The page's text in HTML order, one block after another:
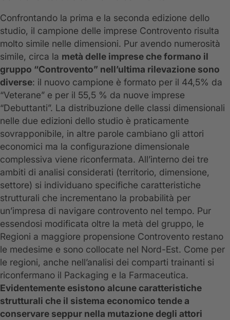
Confrontando la prima e la seconda edizione dello
studio, il campione delle imprese Controvento risulta
molto simile nelle dimensioni. Pur avendo numerosità
simile, circa la metà delle imprese che formano il
gruppo “Controvento” nell’ultima rilevazione sono
diverse: il nuovo campione è formato per il 44,5% da
“Veterane” e per il 55,5 % da nuove imprese
“Debuttanti”. La distribuzione delle classi dimensionali
nelle due edizioni dello studio è praticamente
sovrapponibile, in altre parole cambiano gli attori
economici ma la configurazione dimensionale
complessiva viene riconfermata. All’interno dei tre
ambiti di analisi considerati (territorio, dimensione,
settore) si individuano specifiche caratteristiche
strutturali che incrementano la probabilità per
un’impresa di navigare controvento nel tempo. Pur
essendosi modificata oltre la metà del gruppo, le
Regioni a maggiore propensione Controvento restano
le medesime e sono collocate nel Nord-Est. Come per
le regioni, anche nell’analisi dei comparti trainanti si
riconfermano il Packaging e la Farmaceutica.
Evidentemente esistono alcune caratteristiche
strutturali che il sistema economico tende a
conservare seppur nella mutazione degli attori